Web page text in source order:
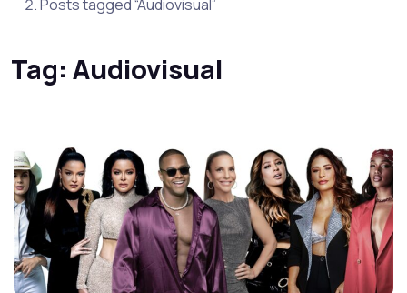
Posts tagged “Audiovisual”
Tag: Audiovisual